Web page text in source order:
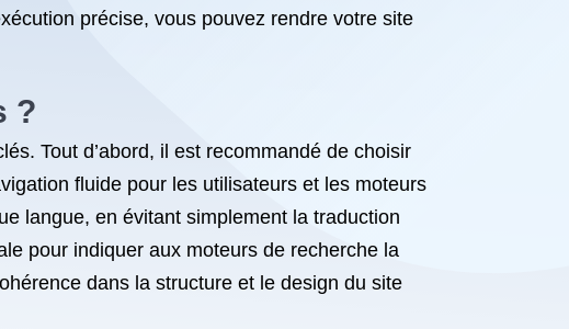
précise, vous pouvez rendre votre site
?
Tout d’abord, il est recommandé de choisir
fluide pour les utilisateurs et les moteurs
langue, en évitant simplement la traduction
pour indiquer aux moteurs de recherche la
dans la structure et le design du site